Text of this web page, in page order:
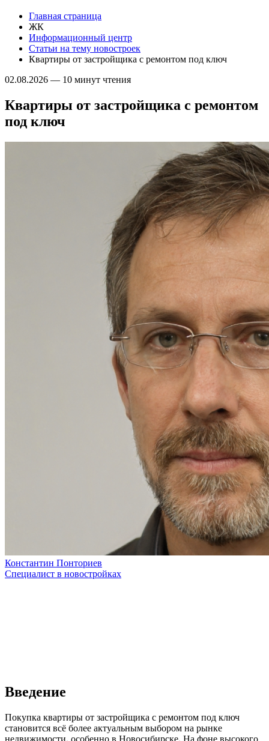
Главная страница
ЖК
Информационный центр
Статьи на тему новостроек
Квартиры от застройщика с ремонтом под ключ
02.08.2026 — 10 минут чтения
Квартиры от застройщика с ремонтом
под ключ
Константин Понториев
Специалист в новостройках
Введение
Покупка квартиры от застройщика с ремонтом под ключ
становится всё более актуальным выбором на рынке
недвижимости, особенно в Новосибирске. На фоне высокого